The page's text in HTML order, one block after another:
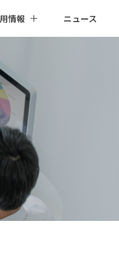
情報 ニュース